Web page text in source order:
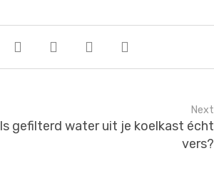
Next
Is gefilterd water uit je koelkast écht
vers?